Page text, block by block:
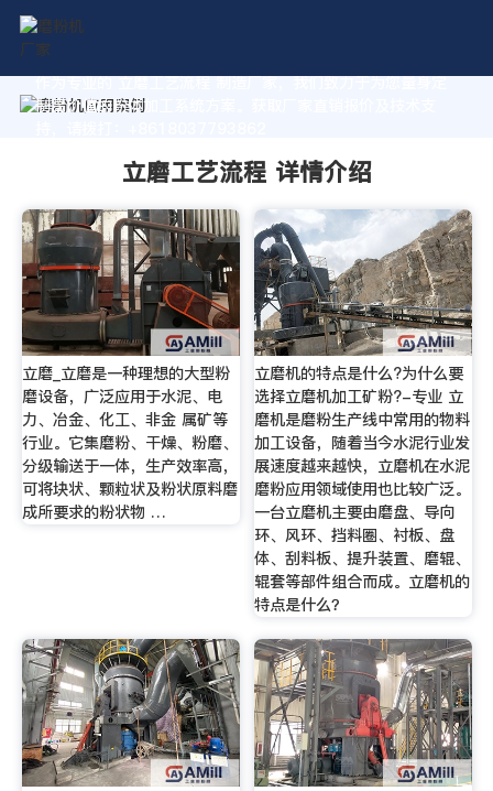
作为专业的 立磨工艺流程 制造厂家，我们致力于为您量身定
制高价值的粉体加工系统方案。获取厂家直销报价及技术支
立磨工艺流程 详情介绍
立磨_立磨是一种理想的大型粉
磨设备，广泛应用于水泥、电
力、冶金、化工、非金 属矿等
行业。它集磨粉、干燥、粉磨、
分级输送于一体，生产效率高，
可将块状、颗粒状及粉状原料磨
成所要求的粉状物 …
立磨机的特点是什么?为什么要
选择立磨机加工矿粉?-专业 立
磨机是磨粉生产线中常用的物料
加工设备，随着当今水泥行业发
展速度越来越快，立磨机在水泥
磨粉应用领域使用也比较广泛。
一台立磨机主要由磨盘、导向
环、风环、挡料圈、衬板、盘
体、刮料板、提升装置、磨辊、
辊套等部件组合而成。立磨机的
特点是什么？